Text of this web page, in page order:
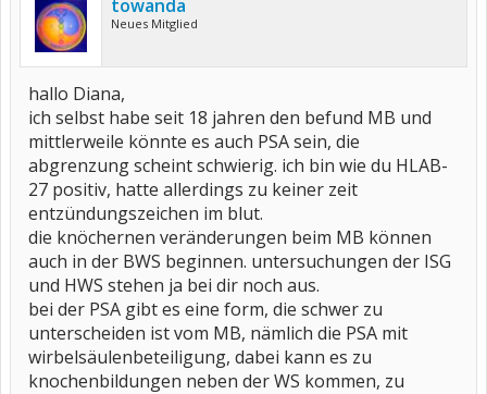
towanda
Neues Mitglied
hallo Diana,
ich selbst habe seit 18 jahren den befund MB und
mittlerweile könnte es auch PSA sein, die
abgrenzung scheint schwierig. ich bin wie du HLAB-
27 positiv, hatte allerdings zu keiner zeit
entzündungszeichen im blut.
die knöchernen veränderungen beim MB können
auch in der BWS beginnen. untersuchungen der ISG
und HWS stehen ja bei dir noch aus.
bei der PSA gibt es eine form, die schwer zu
unterscheiden ist vom MB, nämlich die PSA mit
wirbelsäulenbeteiligung, dabei kann es zu
knochenbildungen neben der WS kommen, zu